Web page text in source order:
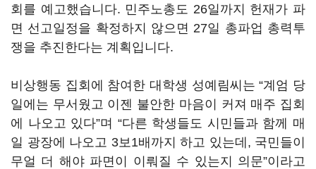
회를 예고했습니다. 민주노총도 26일까지 헌재가 파
면 선고일정을 확정하지 않으면 27일 총파업 총력투
쟁을 추진한다는 계획입니다.
비상행동 집회에 참여한 대학생 성예림씨는 “계엄 당
일에는 무서웠고 이젠 불안한 마음이 커져 매주 집회
에 나오고 있다”며 “다른 학생들도 시민들과 함께 매
일 광장에 나오고 3보1배까지 하고 있는데, 국민들이
무얼 더 해야 파면이 이뤄질 수 있는지 의문”이라고